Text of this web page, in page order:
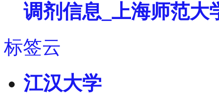
调剂信息_上海师范大
标签云
江汉大学